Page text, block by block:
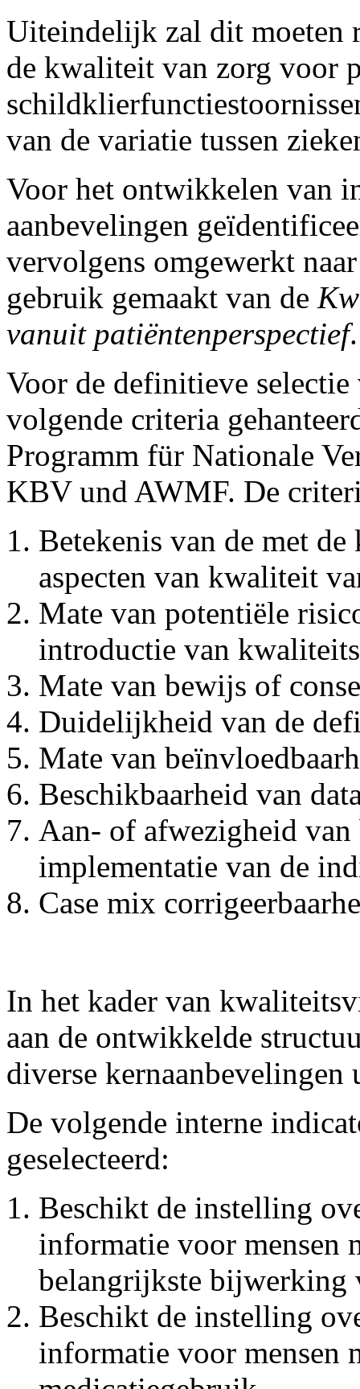
Uiteindelijk zal dit moeten
de kwaliteit van zorg voor
van de variatie tussen
Voor het ontwikkelen van
aanbevelingen
vervolgens omgewerkt
gebruik gemaakt van de
vanuit patiëntenperspectief.
Voor de definitieve
volgende criteria
Programm für Nationale
KBV und AWMF. De
Betekenis van de met
aspecten van kwaliteit
Mate van potentiële
introductie van
Mate van bewijs of
Duidelijkheid van de
Mate van
Beschikbaarheid van
Aan- of afwezigheid van
implementatie van de
Case mix
In het kader van
aan de ontwikkelde
diverse
De volgende interne
geselecteerd:
Beschikt de instelling
informatie voor mensen
belangrijkste bijwerking
Beschikt de instelling
informatie voor mensen